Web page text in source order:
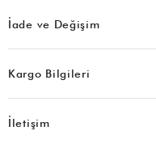
İade ve Değişim
Kargo Bilgileri
İletişim